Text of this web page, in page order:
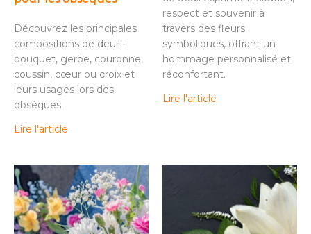
Découvrez les principales
compositions de deuil :
bouquet, gerbe, couronne,
coussin, cœur ou croix et
leurs usages lors des
obsèques.
Lire l'article
respect et souvenir à
travers des fleurs
symboliques, offrant un
hommage personnalisé et
réconfortant.
Lire l'article